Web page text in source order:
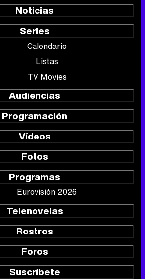
Noticias
Series
Calendario
Listas
TV Movies
Audiencias
Programación
Vídeos
Fotos
Programas
Eurovisión 2026
Telenovelas
Rostros
Foros
Suscríbete